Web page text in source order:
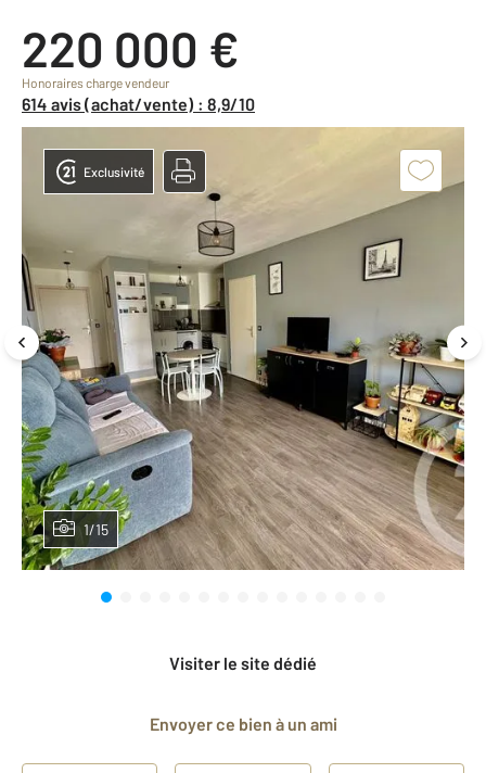
220 000 €
Honoraires charge vendeur
614 avis (achat/vente) : 8,9/10
1/15
Exclusivité
Visiter le site dédié
Envoyer ce bien à un ami